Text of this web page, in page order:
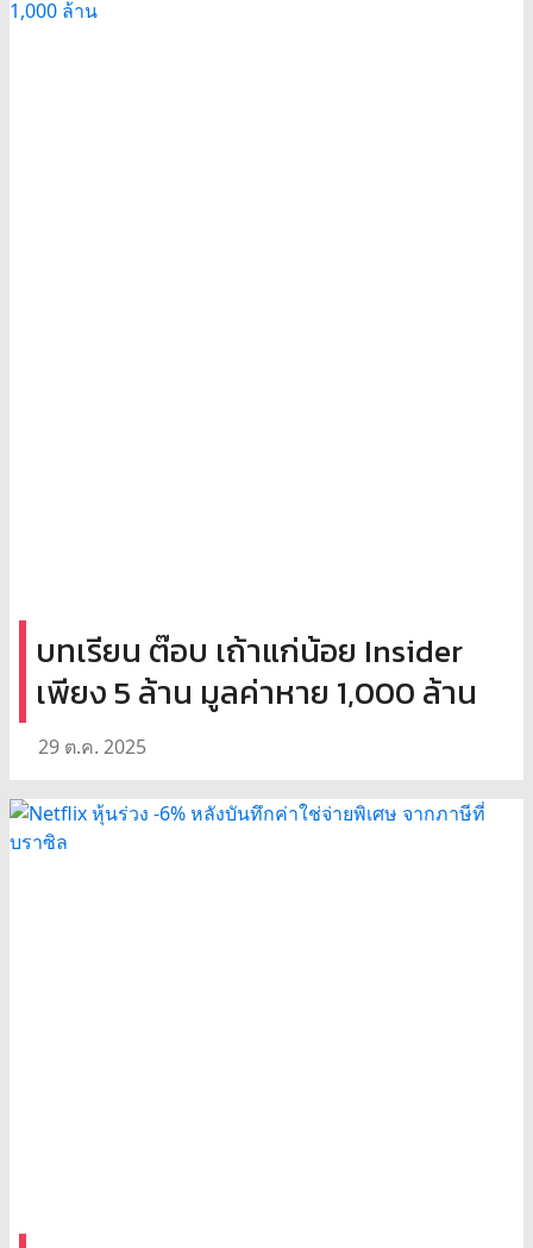
บทเรียน ต๊อบ เถ้าแก่น้อย Insider
เพียง 5 ล้าน มูลค่าหาย 1,000 ล้าน
29 ต.ค. 2025